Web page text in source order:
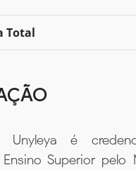
Total
Unyleya é
Superior pelo